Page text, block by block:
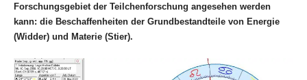
Forschungsgebiet der Teilchenforschung angesehen werden
kann: die Beschaffenheiten der Grundbestandteile von Energie
(Widder) und Materie (Stier).